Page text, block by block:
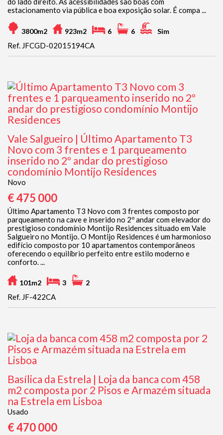
estacionamento via pública e boa exposição solar. É compa ...
3800m2 923m2 6 6 Sim
Ref. JFCGD-02015194CA
Vale Salgueiro | Último Apartamento T3
Novo com 3 frentes e 1 parqueamento
inserido no 2º andar do prestigioso
condomínio Montijo Residences
Novo
€ 475 000
Último Apartamento T3 Novo com 3 frentes composto por
parqueamento na cave e inserido no 2º andar com elevador do
prestigioso condomínio Montijo Residences situado em Vale
Salgueiro no Montijo. O Montijo Residences é um harmonioso
edifício composto por 10 apartamentos contemporâneos
oferecendo o equilíbrio perfeito entre estilo moderno e
conforto. ...
101m2 3 2
Ref. JF-422CA
Basílica da Estrela | Loja da banca com 458
m2 composta por 2 Pisos e Armazém situada
na Estrela em Lisboa
Usado
€ 470 000